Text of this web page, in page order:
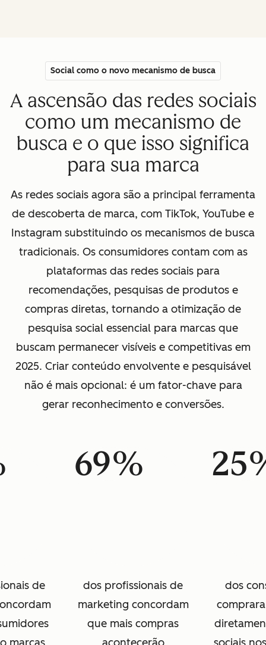
Social como o novo mecanismo de busca
A ascensão das redes sociais
como um mecanismo de
busca e o que isso significa
para sua marca
As redes sociais agora são a principal ferramenta
de descoberta de marca, com TikTok, YouTube e
Instagram substituindo os mecanismos de busca
tradicionais. Os consumidores contam com as
plataformas das redes sociais para
recomendações, pesquisas de produtos e
compras diretas, tornando a otimização de
pesquisa social essencial para marcas que
buscam permanecer visíveis e competitivas em
2025. Criar conteúdo envolvente e pesquisável
não é mais opcional: é um fator-chave para
gerar reconhecimento e conversões.
de
69%
dos profissionais de
marketing concordam
que mais compras
dos